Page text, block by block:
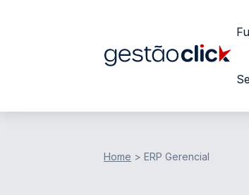
Home > ERP Gerencial